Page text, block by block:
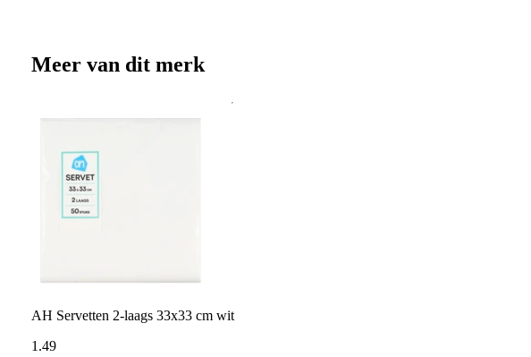
Meer van dit merk
AH Servetten 2-laags 33x33 cm wit
1 .49